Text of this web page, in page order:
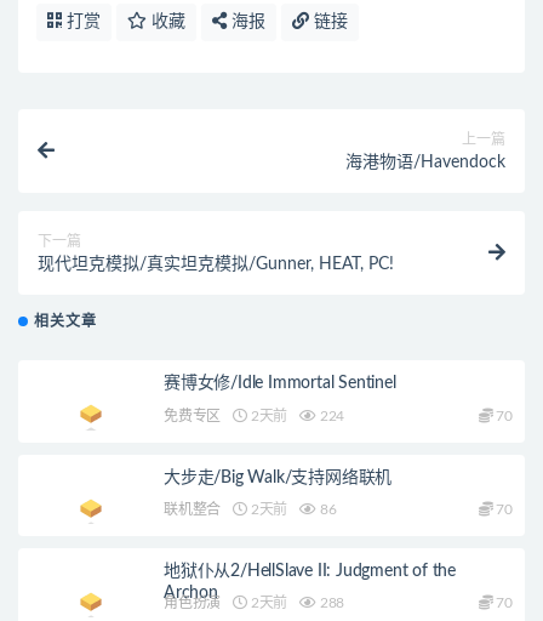
打赏 收藏 海报 链接
上一篇
海港物语/Havendock
下一篇
现代坦克模拟/真实坦克模拟/Gunner, HEAT, PC!
相关文章
赛博女修/Idle Immortal Sentinel
免费专区 2天前 224 70
大步走/Big Walk/支持网络联机
联机整合 2天前 86 70
地狱仆从2/HellSlave II: Judgment of the
Archon
角色扮演 2天前 288 70